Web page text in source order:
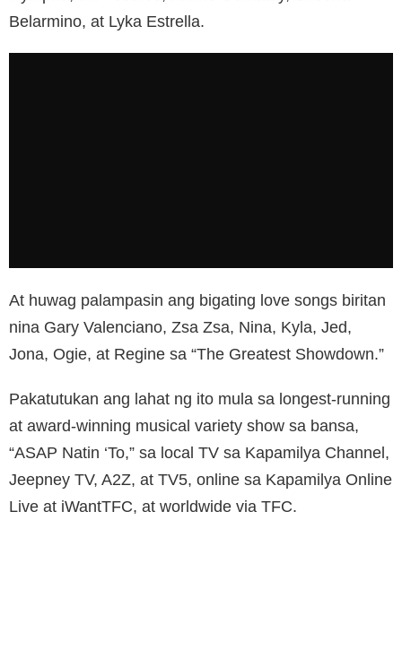
Belarmino, at Lyka Estrella.
At huwag palampasin ang bigating love songs biritan
nina Gary Valenciano, Zsa Zsa, Nina, Kyla, Jed,
Jona, Ogie, at Regine sa “The Greatest Showdown.”
Pakatutukan ang lahat ng ito mula sa longest-running
at award-winning musical variety show sa bansa,
“ASAP Natin ‘To,” sa local TV sa Kapamilya Channel,
Jeepney TV, A2Z, at TV5, online sa Kapamilya Online
Live at iWantTFC, at worldwide via TFC.